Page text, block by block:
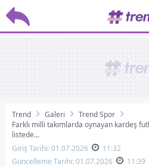
Trend Galeri
Trend Spor
Farklı milli takımlarda oynayan kardeş
listede...
Giriş Tarihi: 01.07.2026
11:32
Güncelleme Tarihi: 01.07.2026
11:39